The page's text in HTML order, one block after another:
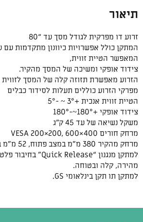
New
תיאור
זרוע דו מפרקית לגודל מסך עד “80
המתקן כולל אפשרויות כיוונון מתקדמות עם
המאפשר הטיית זווית,
צידוד אופקי ומשיכה של המסך מהקיר.
הזרוע מאפשרת תזוזה קלה של המסך
מפרקי הזרוע כוללים תעלות לסידור כבלים
הטיית זווית אנכית +3° ~ -5°
צידוד אופקי +180°~-180°
משקל נשיאה של עד 45 ק”ג
מרחק חורים VESA 200×200, 600×400
מרחק מהקיר 380 מ”מ במצב פתוח, 52 מ”מ במצב סגור
למתקן מנגנון “Quick Release” בחיב
מהירה, קלה ובטוחה.
למתקן תו תקן בינלאומי GS.